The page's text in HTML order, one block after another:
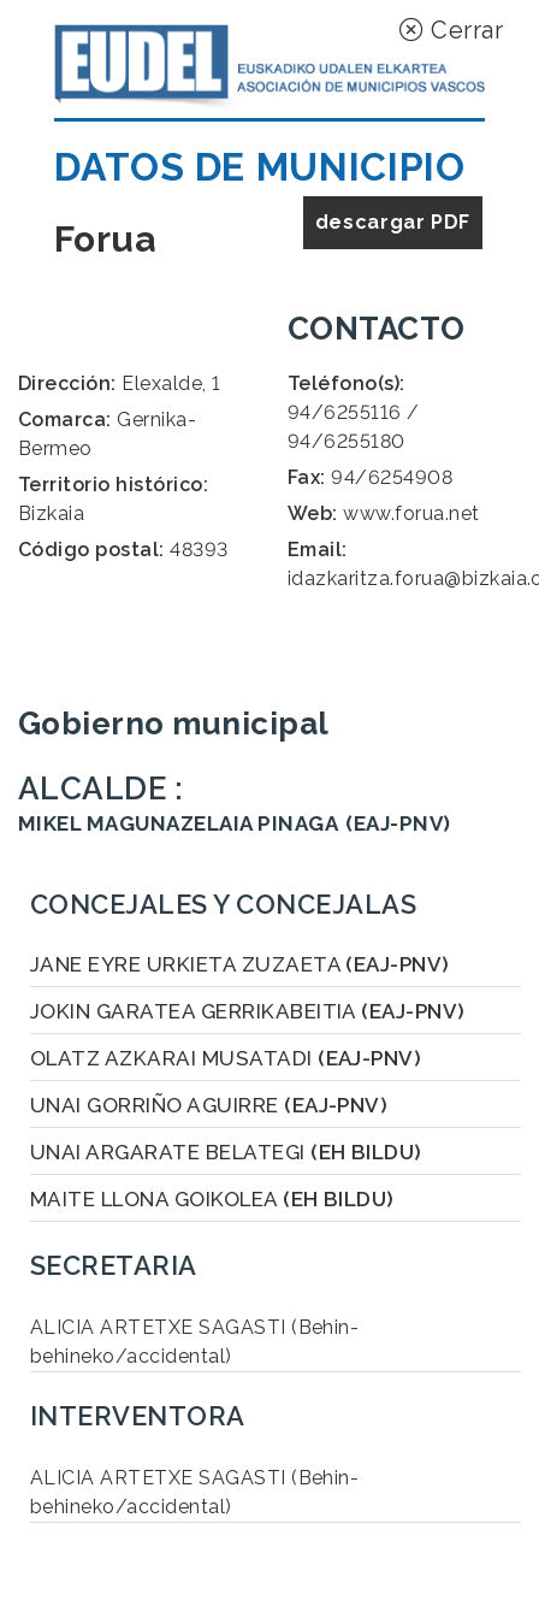
Cerrar
DATOS DE MUNICIPIO
descargar PDF
Forua
Dirección: Elexalde, 1
Comarca: Gernika-
Bermeo
Territorio histórico:
Bizkaia
Código postal: 48393
CONTACTO
Teléfono(s):
94/6255116 /
94/6255180
Fax: 94/6254908
Web: www.forua.net
Email:
Gobierno municipal
ALCALDE :
MIKEL MAGUNAZELAIA PINAGA (EAJ-PNV)
CONCEJALES Y CONCEJALAS
JANE EYRE URKIETA ZUZAETA (EAJ-PNV)
JOKIN GARATEA GERRIKABEITIA (EAJ-PNV)
OLATZ AZKARAI MUSATADI (EAJ-PNV)
UNAI GORRIÑO AGUIRRE (EAJ-PNV)
UNAI ARGARATE BELATEGI (EH BILDU)
MAITE LLONA GOIKOLEA (EH BILDU)
SECRETARIA
ALICIA ARTETXE SAGASTI (Behin-
behineko/accidental)
INTERVENTORA
ALICIA ARTETXE SAGASTI (Behin-
behineko/accidental)